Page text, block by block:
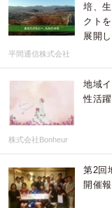
培、
クト
展開
平間通信株式会社
地域
性活
株式会社Bonheur
第2回
開催報